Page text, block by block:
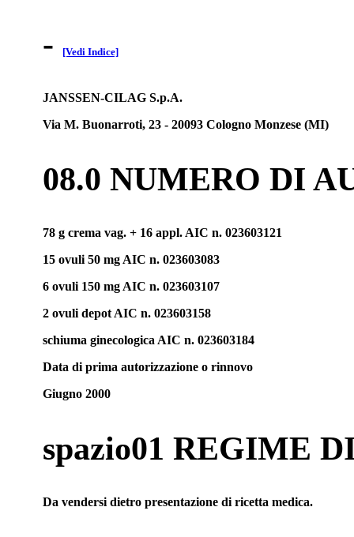
- [Vedi Indice]
JANSSEN-CILAG S.p.A.
Via M. Buonarroti, 23 - 20093 Cologno Monzese (MI)
08.0 NUMERO DI
78 g crema vag. + 16 appl. AIC n. 023603121
15 ovuli 50 mg AIC n. 023603083
6 ovuli 150 mg AIC n. 023603107
2 ovuli depot AIC n. 023603158
schiuma ginecologica AIC n. 023603184
Data di prima autorizzazione o rinnovo
Giugno 2000
spazio01 REGIME
Da vendersi dietro presentazione di ricetta medica.